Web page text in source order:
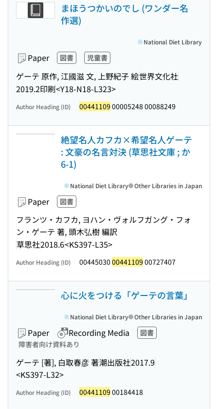
まほうつかいのでし (ワンダー名
作選)
Paper 図書 児童書
ゲーテ 原作, 江國滋 文, 上野紀子 絵世界文化社
2019.2印刷<Y18-N18-L323>
National Diet Library
Author Heading (ID) 00441109 00005248 00088249
絶望名人カフカ×希望名人ゲーテ
: 文豪の名言対決 (草思社文庫 ; か
6-1)
Paper 図書
フランツ・カフカ, ヨハン・ヴォルフガング・フォ
ン・ゲーテ 著, 頭木弘樹 編訳
草思社2018.6<KS397-L35>
National Diet Library Other Libraries in Japan
Author Heading (ID) 00445030 00441109 00727407
心に火をつける「ゲーテの言葉」
Paper Recording Media
図書
障害者向け資料あり
ゲーテ [著], 白取春彦 著潮出版社2017.9
<KS397-L32>
National Diet Library Other Libraries in Japan
Author Heading (ID) 00441109 00184418